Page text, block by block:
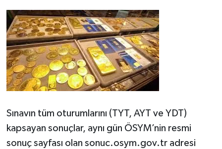
Sınavın tüm oturumlarını (TYT, AYT ve YDT)
kapsayan sonuçlar, aynı gün ÖSYM’nin resmi
sonuç sayfası olan sonuc.osym.gov.tr adresi